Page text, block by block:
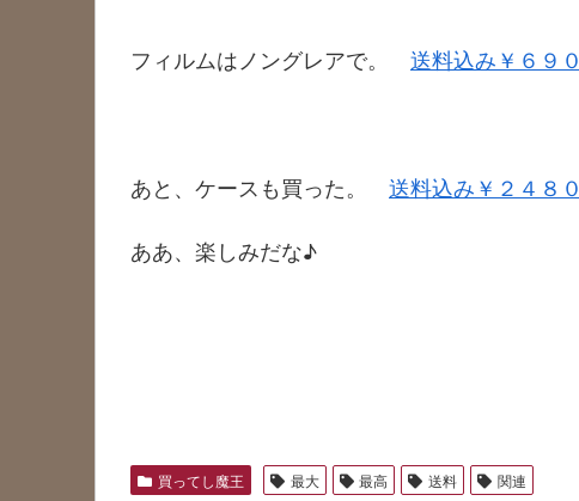
フィルムはノングレアで。 送料込み￥６９０
あと、ケースも買った。 送料込み￥２４８０
ああ、楽しみだな♪
買ってし魔王 最大 最高 送料 関連